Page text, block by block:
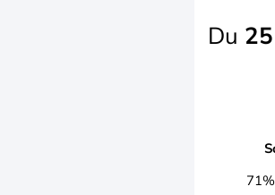
Du